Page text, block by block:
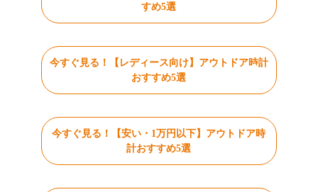
すめ5選
今すぐ見る！【レディース向け】アウトドア時計
おすすめ5選
今すぐ見る！【安い・1万円以下】アウトドア時
計おすすめ5選